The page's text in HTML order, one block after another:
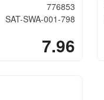
776853
SAT-SWA-001-798
7.96